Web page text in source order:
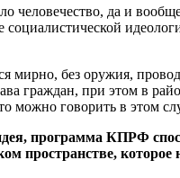
человечество, да и
мирно, без оружия,
граждан, при этом в
можно говорить в этом
программа КПРФ
пространстве, которое